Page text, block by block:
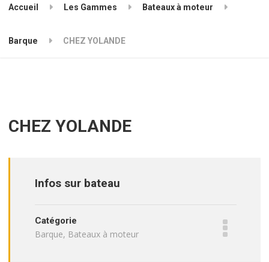
Accueil Les Gammes Bateaux à moteur
Barque CHEZ YOLANDE
CHEZ YOLANDE
Infos sur bateau
Catégorie
Barque, Bateaux à moteur